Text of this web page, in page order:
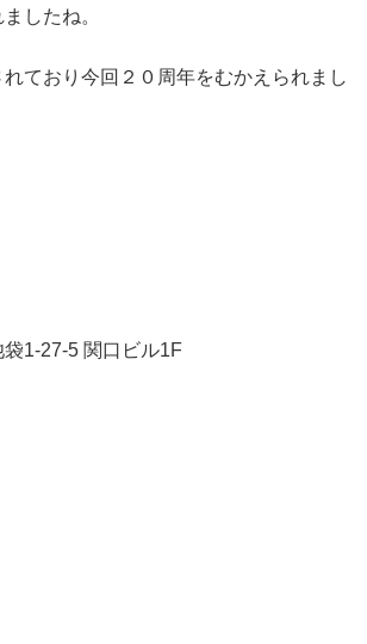
したね。
ており今回２０周年をむかえられまし
1-27-5 関口ビル1F